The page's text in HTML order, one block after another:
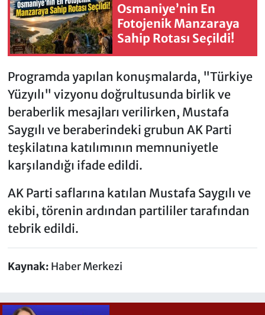
Osmaniye’nin En
Fotojenik Manzaraya
Sahip Rotası Seçildi!
Programda yapılan konuşmalarda, "Türkiye
Yüzyılı" vizyonu doğrultusunda birlik ve
beraberlik mesajları verilirken, Mustafa
Saygılı ve beraberindeki grubun AK Parti
teşkilatına katılımının memnuniyetle
karşılandığı ifade edildi.
AK Parti saflarına katılan Mustafa Saygılı ve
ekibi, törenin ardından partililer tarafından
tebrik edildi.
Kaynak: Haber Merkezi